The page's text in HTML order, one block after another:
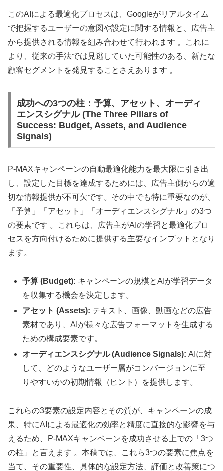
このAIによる最適化プロセスは、Googleがリアルタイム
で把握するユーザーの意図や設定に関する情報と、広告主
から提供される情報を組み合わせて行われます 。これに
より、従来の手法では見逃していた可能性のある、新たな
顧客セグメントを発見することさえあります 。
成功への3つの柱：予算、アセット、オーディ
エンスシグナル (The Three Pillars of
Success: Budget, Assets, and Audience
Signals)
P-MAXキャンペーンの自動最適化能力を最大限に引き出
し、設定した目標を達成するためには、広告主側からの適
切な情報提供が不可欠です。その中でも特に重要なのが、
「予算」「アセット」「オーディエンスシグナル」の3つ
の要素です 。これらは、広告主がAIの学習と最適化プロ
セスを方向付けるために提供する主要なインプットとなり
ます。
予算 (Budget): キャンペーンの規模とAIが学習データ
を収集する機会を決定します。
アセット (Assets): テキスト、画像、動画などの広告
素材であり、AIが様々な広告フォーマットを生成する
ための構成要素です。
オーディエンスシグナル (Audience Signals): AIに対
して、どのようなユーザー層がコンバージョンに至
りやすいかの初期情報（ヒント）を提供します。
これらの3要素の設定内容とその質が、キャンペーンの成
果、特にAIによる最適化の効率と精度に直接的な影響を与
えるため、P-MAXキャンペーンを成功させる上での「3つ
の柱」と言えます 。本稿では、これら3つの要素に焦点を
当て、その重要性、具体的な設定方法、評価と改善策につ